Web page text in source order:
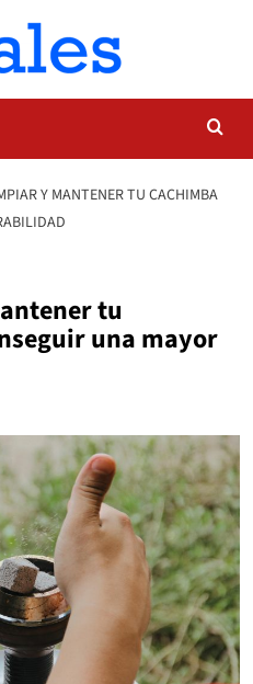
Y MANTENER TU CACHIMBA
tu
una mayor